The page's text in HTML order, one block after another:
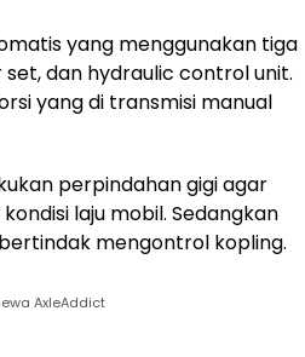
yang menggunakan tiga
dan hydraulic control unit.
yang di transmisi manual
perpindahan gigi agar
laju mobil. Sedangkan
mengontrol kopling.
AxleAddict